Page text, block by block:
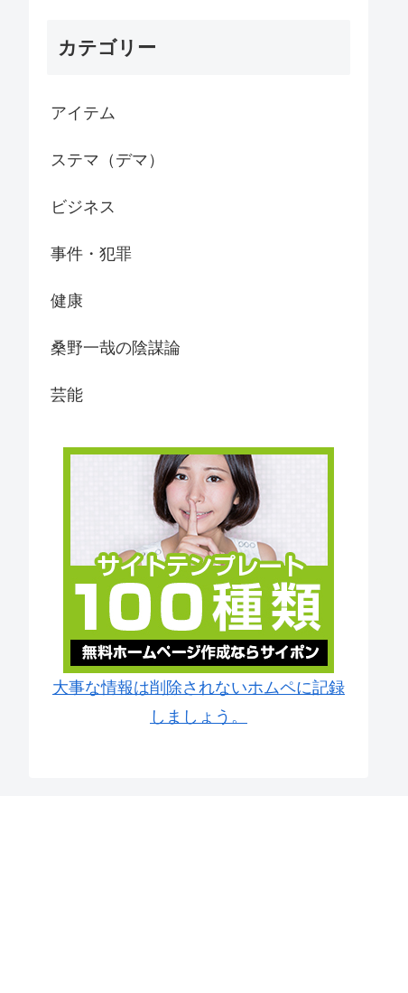
カテゴリー
アイテム
ステマ（デマ）
ビジネス
事件・犯罪
健康
桑野一哉の陰謀論
芸能
大事な情報は削除されないホムペに記録
しましょう。